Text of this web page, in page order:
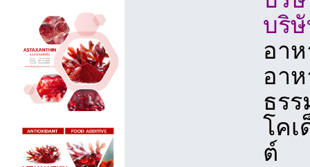
บริ
อา
อา
ธร
โค
ต์